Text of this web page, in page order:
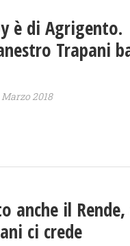
è di Agrigento.
Trapani
2018
anche il Rende,
ci crede